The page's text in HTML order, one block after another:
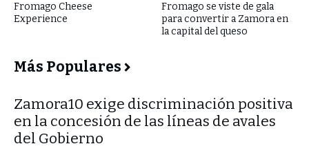
Fromago Cheese
Experience
Fromago se viste de gala
para convertir a Zamora en
la capital del queso
Más Populares
​Zamora10 exige discriminación positiva
en la concesión de las líneas de avales
del Gobierno